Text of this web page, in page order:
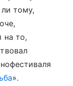
тому,
на то,
».